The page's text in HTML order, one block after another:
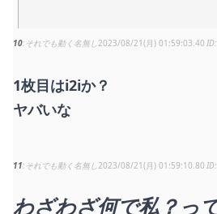
10 それでも動く名無し2023/08/21(月) 01:59:03.40
1枚目はi2iか？
ヤバいな
11 それでも動く名無し2023/08/21(月) 01:59:10.80
わざわざ何で私？っ